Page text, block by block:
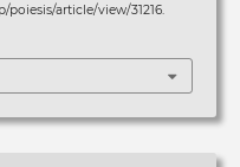
article/view/31216.